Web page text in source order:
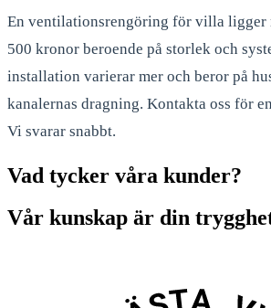
En ventilationsrengöring för villa ligger
500 kronor beroende på storlek och
installation varierar mer och beror på
kanalernas dragning. Kontakta oss för
Vi svarar snabbt.
Vad tycker våra kunder?
Vår kunskap är din